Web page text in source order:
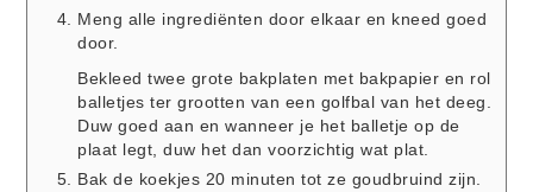
Meng alle ingrediënten door elkaar en kneed goed
door.
Bekleed twee grote bakplaten met bakpapier en rol
balletjes ter grootten van een golfbal van het deeg.
Duw goed aan en wanneer je het balletje op de
plaat legt, duw het dan voorzichtig wat plat.
Bak de koekjes 20 minuten tot ze goudbruind zijn.